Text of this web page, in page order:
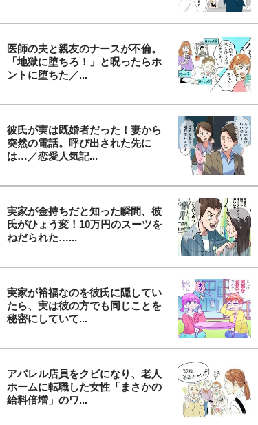
医師の夫と親友のナースが不倫。
「地獄に堕ちろ！」と呪ったらホ
ントに堕ちた／...
彼氏が実は既婚者だった！妻から
突然の電話。呼び出された先に
は…／恋愛人気記...
実家が金持ちだと知った瞬間、彼
氏がひょう変！10万円のスーツを
ねだられた…...
実家が裕福なのを彼氏に隠してい
たら、実は彼の方でも同じことを
秘密にしていて...
アパレル店員をクビになり、老人
ホームに転職した女性「まさかの
給料倍増」のワ...